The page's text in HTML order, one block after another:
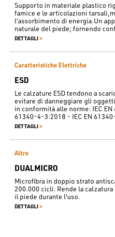
Supporto in materiale plastico
famice e le articolazioni
l'assorbimento di energia.Un
naturale del piede; fornendo
DETTAGLI >
Caratteristiche Elettriche
ESD
Le calzature ESD tendono a
evitare di danneggiare gli
in conformità alle norme: IEC
61340-4-3:2018 - IEC EN
DETTAGLI >
Altro
DUALMICRO
Microfibra in doppio strato
200.000 cicli. Rende la
il piede durante l'uso.
DETTAGLI >